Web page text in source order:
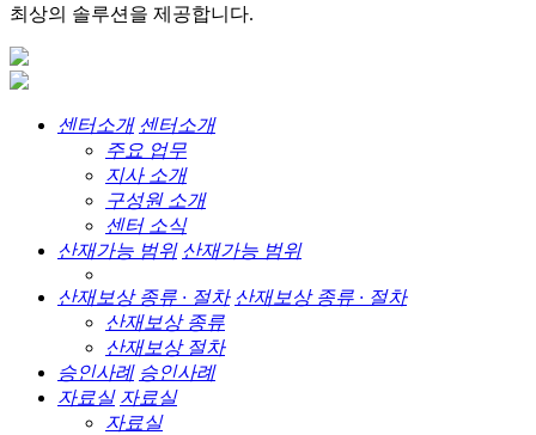
최상의 솔루션을 제공합니다.
센터소개 센터소개
주요 업무
지사 소개
구성원 소개
센터 소식
산재가능 범위 산재가능 범위
산재보상 종류 · 절차 산재보상 종류 · 절차
산재보상 종류
산재보상 절차
승인사례 승인사례
자료실 자료실
자료실